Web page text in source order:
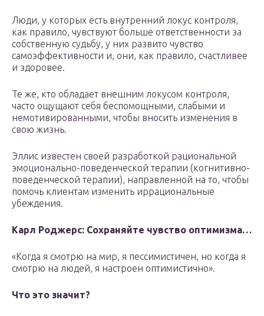
Люди, у которых есть внутренний локус контроля,
как правило, чувствуют больше ответственности за
собственную судьбу, у них развито чувство
самоэффективности и, они, как правило, счастливее
и здоровее.
Те же, кто обладает внешним локусом контроля,
часто ощущают себя беспомощными, слабыми и
немотивированными, чтобы вносить изменения в
свою жизнь.
Эллис известен своей разработкой рациональной
эмоционально-поведенческой терапии (когнитивно-
поведенческой терапии), направленной на то, чтобы
помочь клиентам изменить иррациональные
убеждения.
Карл Роджерс: Сохраняйте чувство оптимизма…
«Когда я смотрю на мир, я пессимистичен, но когда я
смотрю на людей, я настроен оптимистично».
Что это значит?